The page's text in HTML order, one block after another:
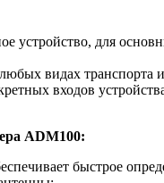
устройство, для
любых видах
входов
ADM100:
быстрое